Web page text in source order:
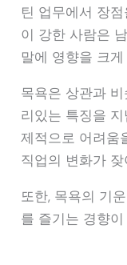
틴 업무에서 장
이 강한 사람은
말에 영향을 크
목욕은 상관과
리있는 특징을
제적으로 어려움
직업의 변화가
또한, 목욕의 기
를 즐기는 경향